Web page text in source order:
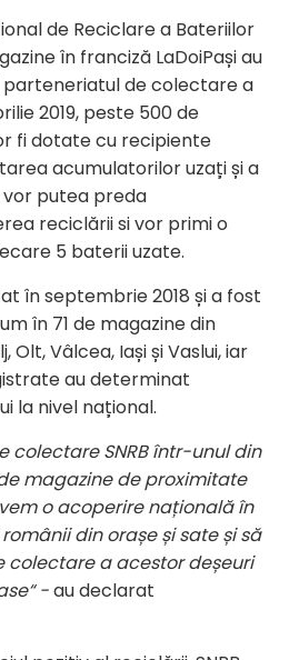
de Reciclare a Bateriilor
în franciză LaDoiPași au
parteneriatul de colectare a
2019, peste 500 de
fi dotate cu recipiente
acumulatorilor uzați și a
putea preda
reciclării si vor primi o
5 baterii uzate.
în septembrie 2018 și a fost
în 71 de magazine din
Olt, Vâlcea, Iași și Vaslui, iar
au determinat
la nivel național.
colectare SNRB într-unul din
magazine de proximitate
o acoperire națională în
din orașe și sate și să
colectare a acestor deșeuri
-au declarat